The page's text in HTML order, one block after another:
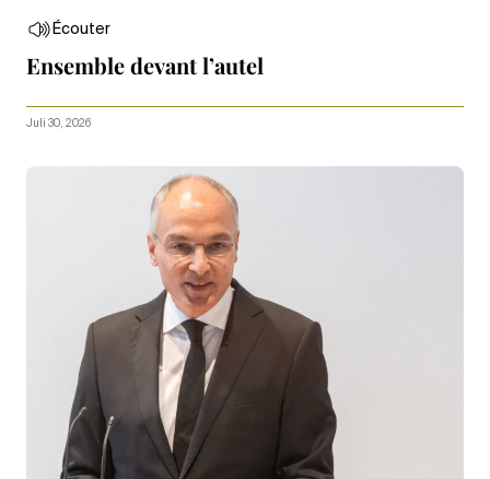
Écouter
Ensemble devant l’autel
Juli 30, 2026